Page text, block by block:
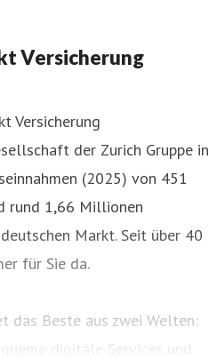
Versicherung
Versicherung
der Zurich Gruppe in
(2025) von 451
rund 1,66 Millionen
Markt. Seit über 40
für Sie da.
das Beste aus zwei Welten:
digitale Services und